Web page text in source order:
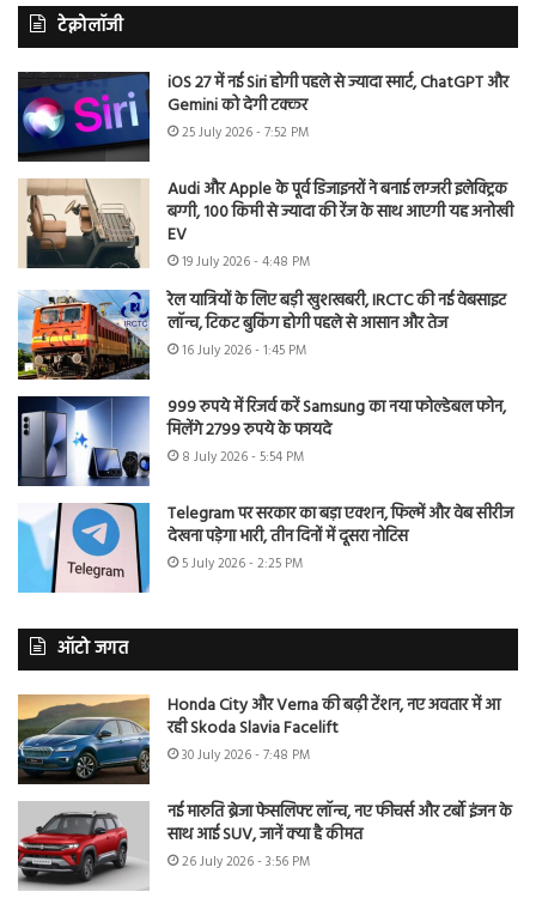
टेक्नोलॉजी
iOS 27 में नई Siri होगी पहले से ज्यादा स्मार्ट, ChatGPT और
Gemini को देगी टक्कर
25 July 2026 - 7:52 PM
Audi और Apple के पूर्व डिजाइनरों ने बनाई लग्जरी इलेक्ट्रिक
बग्गी, 100 किमी से ज्यादा की रेंज के साथ आएगी यह अनोखी
EV
19 July 2026 - 4:48 PM
रेल यात्रियों के लिए बड़ी खुशखबरी, IRCTC की नई वेबसाइट
लॉन्च, टिकट बुकिंग होगी पहले से आसान और तेज
16 July 2026 - 1:45 PM
999 रुपये में रिजर्व करें Samsung का नया फोल्डेबल फोन,
मिलेंगे 2799 रुपये के फायदे
8 July 2026 - 5:54 PM
Telegram पर सरकार का बड़ा एक्शन, फिल्में और वेब सीरीज
देखना पड़ेगा भारी, तीन दिनों में दूसरा नोटिस
5 July 2026 - 2:25 PM
ऑटो जगत
Honda City और Verna की बढ़ी टेंशन, नए अवतार में आ
रही Skoda Slavia Facelift
30 July 2026 - 7:48 PM
नई मारुति ब्रेजा फेसलिफ्ट लॉन्च, नए फीचर्स और टर्बो इंजन के
साथ आई SUV, जानें क्या है कीमत
26 July 2026 - 3:56 PM